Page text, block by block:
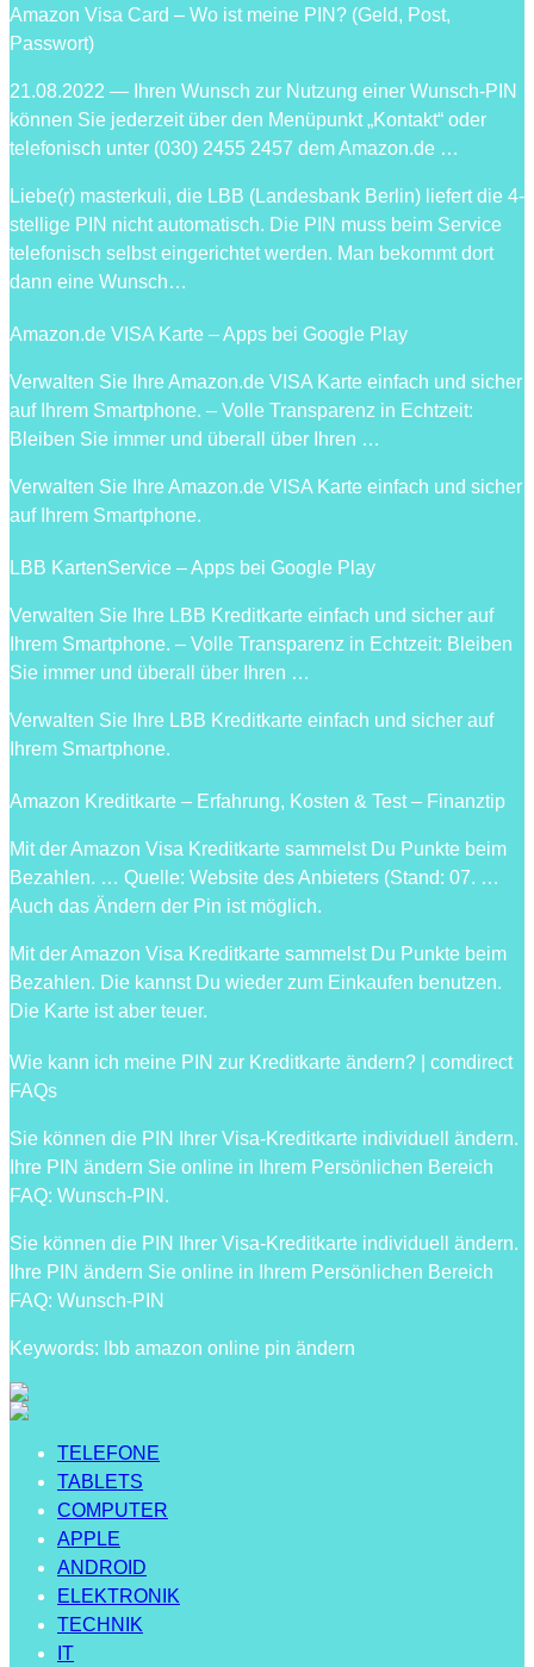
Amazon Visa Card – Wo ist meine PIN? (Geld, Post,
Passwort)
21.08.2022 — Ihren Wunsch zur Nutzung einer Wunsch-PIN
können Sie jederzeit über den Menüpunkt „Kontakt“ oder
telefonisch unter (030) 2455 2457 dem Amazon.de …
Liebe(r) masterkuli, die LBB (Landesbank Berlin) liefert die 4-
stellige PIN nicht automatisch. Die PIN muss beim Service
telefonisch selbst eingerichtet werden. Man bekommt dort
dann eine Wunsch…
Amazon.de VISA Karte – Apps bei Google Play
Verwalten Sie Ihre Amazon.de VISA Karte einfach und sicher
auf Ihrem Smartphone. – Volle Transparenz in Echtzeit:
Bleiben Sie immer und überall über Ihren …
Verwalten Sie Ihre Amazon.de VISA Karte einfach und sicher
auf Ihrem Smartphone.
LBB KartenService – Apps bei Google Play
Verwalten Sie Ihre LBB Kreditkarte einfach und sicher auf
Ihrem Smartphone. – Volle Transparenz in Echtzeit: Bleiben
Sie immer und überall über Ihren …
Verwalten Sie Ihre LBB Kreditkarte einfach und sicher auf
Ihrem Smartphone.
Amazon Kreditkarte – Erfahrung, Kosten & Test – Finanztip
Mit der Amazon Visa Kreditkarte sammelst Du Punkte beim
Bezahlen. … Quelle: Website des Anbieters (Stand: 07. …
Auch das Ändern der Pin ist möglich.
Mit der Amazon Visa Kreditkarte sammelst Du Punkte beim
Bezahlen. Die kannst Du wieder zum Einkaufen benutzen.
Die Karte ist aber teuer.
Wie kann ich meine PIN zur Kreditkarte ändern? | comdirect
FAQs
Sie können die PIN Ihrer Visa-Kreditkarte individuell ändern.
Ihre PIN ändern Sie online in Ihrem Persönlichen Bereich
FAQ: Wunsch-PIN.
Sie können die PIN Ihrer Visa-Kreditkarte individuell ändern.
Ihre PIN ändern Sie online in Ihrem Persönlichen Bereich
FAQ: Wunsch-PIN
Keywords: lbb amazon online pin ändern
TELEFONE
TABLETS
COMPUTER
APPLE
ANDROID
ELEKTRONIK
TECHNIK
IT